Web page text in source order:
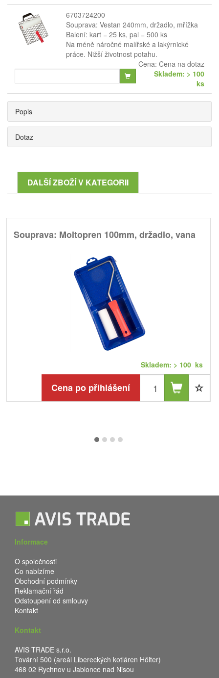
6703724200
Souprava: Vestan 240mm, držadlo, mřížka
Balení: kart = 25 ks, pal = 500 ks
Na méně náročné malířské a lakýrnické
práce. Nižší životnost potahu.
Cena: Cena na dotaz
Skladem: > 100
ks
Popis
Dotaz
DALŠÍ ZBOŽÍ V KATEGORII
Souprava: Moltopren 100mm, držadlo, vana
Skladem: > 100 ks
Cena po přihlášení
Informace
O společnosti
Co nabízíme
Obchodní podmínky
Reklamační řád
Odstoupení od smlouvy
Kontakt
Kontakt
AVIS TRADE s.r.o.
Tovární 500 (areál Libereckých kotláren Hölter)
468 02 Rychnov u Jablonce nad Nisou